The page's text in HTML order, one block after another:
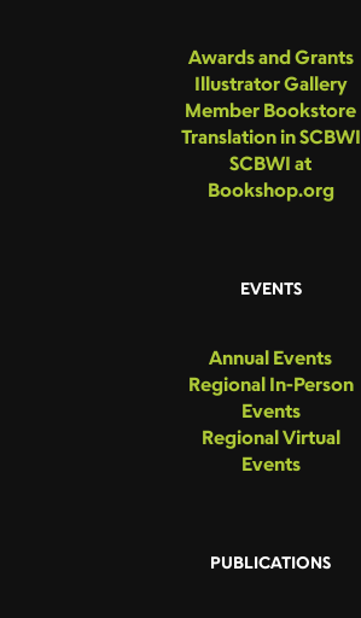
Awards and Grants
Illustrator Gallery
Member Bookstore
Translation in SCBWI
SCBWI at
Bookshop.org
EVENTS
Annual Events
Regional In-Person
Events
Regional Virtual
Events
PUBLICATIONS